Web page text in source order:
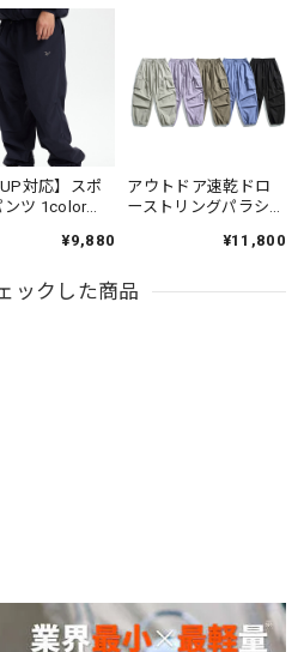
対応】スポ
ンツ 1color
¥9,880
アウトドア速乾ドロ
ーストリングパラシ
¥11,800
ックした商品